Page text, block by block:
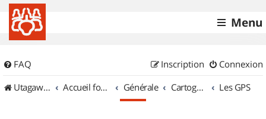
Menu
FAQ Connexion
Inscription
UtagawaVTT (Randos VTT et VTTAE avec traces GPS)
Accueil forum Générale Cartographie et GPS Les GPS